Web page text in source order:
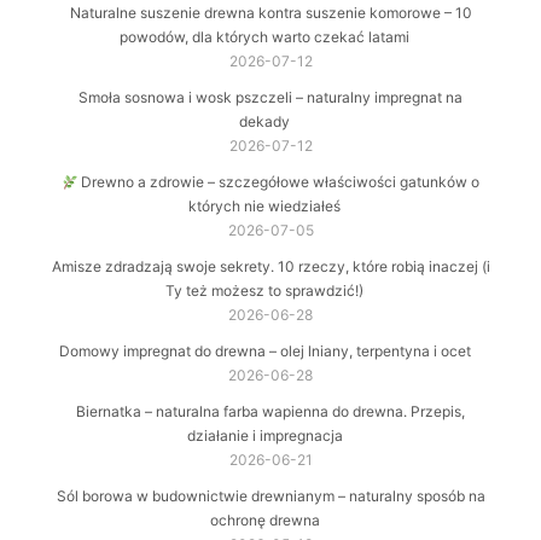
Naturalne suszenie drewna kontra suszenie komorowe – 10
powodów, dla których warto czekać latami
2026-07-12
Smoła sosnowa i wosk pszczeli – naturalny impregnat na
dekady
2026-07-12
Drewno a zdrowie – szczegółowe właściwości gatunków o
których nie wiedziałeś
2026-07-05
Amisze zdradzają swoje sekrety. 10 rzeczy, które robią inaczej (i
Ty też możesz to sprawdzić!)
2026-06-28
Domowy impregnat do drewna – olej lniany, terpentyna i ocet
2026-06-28
Biernatka – naturalna farba wapienna do drewna. Przepis,
działanie i impregnacja
2026-06-21
Sól borowa w budownictwie drewnianym – naturalny sposób na
ochronę drewna